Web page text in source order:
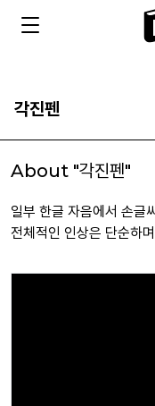
각진펜
About "각진펜"
일부 한글 자음에서 손글
전체적인 인상은 단순하